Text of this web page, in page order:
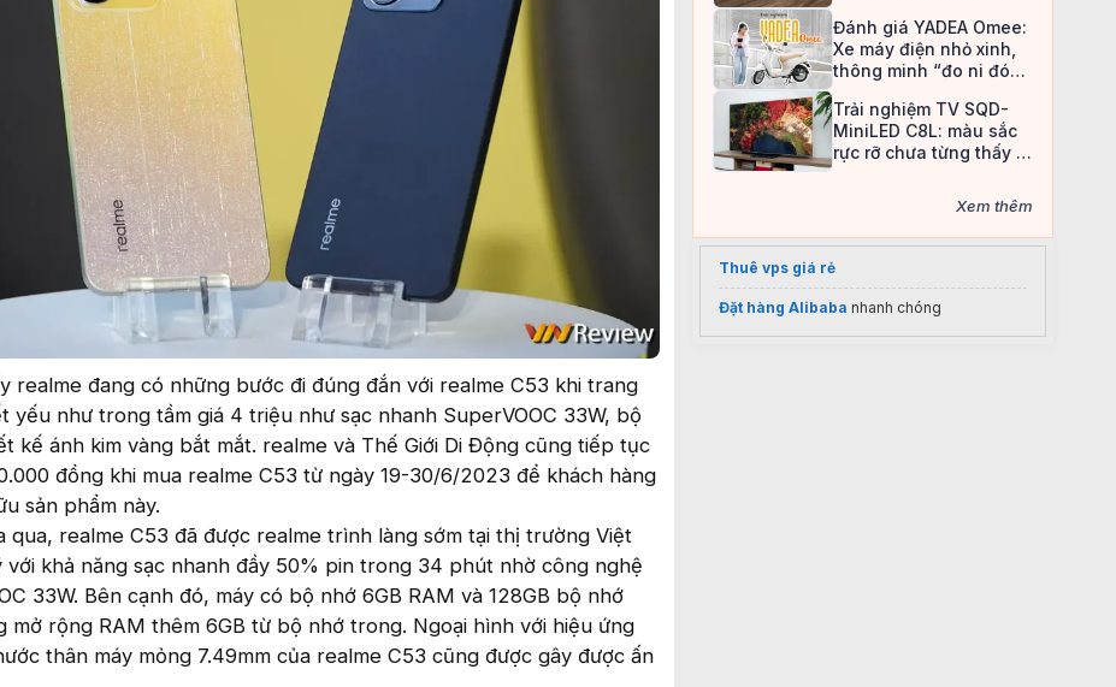
realme đang có những bước đi đúng đắn với realme C53 khi trang
yếu như trong tầm giá 4 triệu như sạc nhanh SuperVOOC 33W, bộ
kế ánh kim vàng bắt mắt. realme và Thế Giới Di Động cũng tiếp tục
đồng khi mua realme C53 từ ngày 19-30/6/2023 để khách hàng
sản phẩm này.
qua, realme C53 đã được realme trình làng sớm tại thị trường Việt
với khả năng sạc nhanh đầy 50% pin trong 34 phút nhờ công nghệ
33W. Bên cạnh đó, máy có bộ nhớ 6GB RAM và 128GB bộ nhớ
mở rộng RAM thêm 6GB từ bộ nhớ trong. Ngoại hình với hiệu ứng
thân máy mỏng 7.49mm của realme C53 cũng được gây được ấn
Đánh giá YADEA Omee:
Xe máy điện nhỏ xinh,
thông minh “đo ni đóng
Trải nghiệm TV SQD-
MiniLED C8L: màu sắc
rực rỡ chưa từng thấy ở
Xem thêm
Thuê vps giá rẻ
Đặt hàng Alibaba nhanh chóng